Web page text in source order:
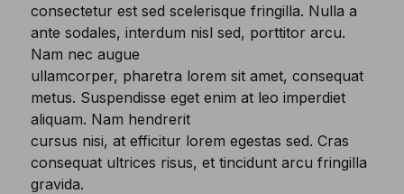
consectetur est sed scelerisque fringilla. Nulla a
ante sodales, interdum nisl sed, porttitor arcu.
Nam nec augue
ullamcorper, pharetra lorem sit amet, consequat
metus. Suspendisse eget enim at leo imperdiet
aliquam. Nam hendrerit
cursus nisi, at efficitur lorem egestas sed. Cras
consequat ultrices risus, et tincidunt arcu fringilla
gravida.